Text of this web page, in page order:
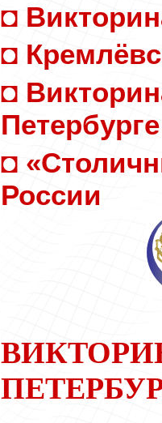
◘
◘
◘
Петербурге
◘
России